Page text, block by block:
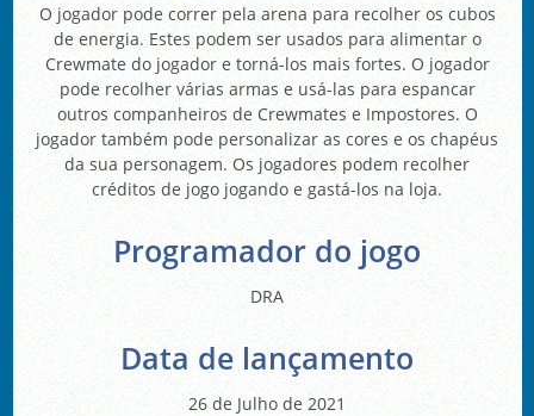
O jogador pode correr pela arena para recolher os cubos
de energia. Estes podem ser usados para alimentar o
Crewmate do jogador e torná-los mais fortes. O jogador
pode recolher várias armas e usá-las para espancar
outros companheiros de Crewmates e Impostores. O
jogador também pode personalizar as cores e os chapéus
da sua personagem. Os jogadores podem recolher
créditos de jogo jogando e gastá-los na loja.
Programador do jogo
DRA
Data de lançamento
26 de Julho de 2021